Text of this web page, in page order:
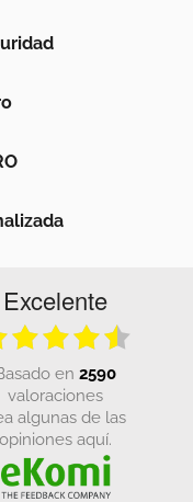
Excelente
basado en 2590
valoraciones
opiniones aquí.